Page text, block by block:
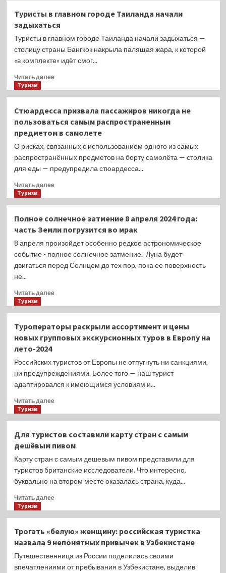
показала
места
в
самолете,
мало
трясет
Туристы в главном городе Таиланда начали
задыхаться
Туристы в главном городе Таиланда начали задыхаться —
столицу страны Бангкок накрыла палящая жара, к которой
«в комплекте» идёт смог...
Читать далееПрочитать
в
главном
городе
задыхаться
Туризм
Стюардесса призвала пассажиров никогда не
пользоваться самым распространенным
предметом в самолете
О рисках, связанных с использованием одного из самых
распространённых предметов на борту самолёта — столика
для еды — предупредила стюардесса...
Читать далееПрочитать
призвала
пассажиров
никогда
самым
самолете
Туризм
Полное солнечное затмение 8 апреля 2024 года:
часть Земли погрузится во мрак
8 апреля произойдет особенно редкое астрономическое
событие - полное солнечное затмение. Луна будет
двигаться перед Солнцем до тех пор, пока ее поверхность
не...
Читать далееПрочитать
солнечное
затмение
2024
года:
часть
во
Туризм
Туроператоры раскрыли ассортимент и цены
новых групповых экскурсионных туров в Европу на
лето-2024
Российских туристов от Европы не отпугнуть ни санкциями,
ни предупреждениями. Более того — наш турист
адаптировался к имеющимся условиям и...
Читать далееПрочитать
раскрыли
ассортимент
и
групповых
экскурсионных
на
лето-2024
Туризм
Для туристов составили карту стран с самым
дешёвым пивом
Карту стран с самым дешевым пивом представили для
туристов британские исследователи. Что интересно,
буквально на втором месте оказалась страна, куда...
Читать далееПрочитать
туристов
составили
карту
Туризм
Трогать «белую» женщину: российская туристка
назвала 9 непонятных привычек в Узбекистане
Путешественница из России поделилась своими
впечатлениями от пребывания в Узбекистане, выделив